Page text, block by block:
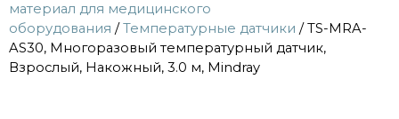
материал для медицинского
оборудования /Температурные датчики / TS-MRA-
AS30, Многоразовый температурный датчик,
Взрослый, Накожный, 3.0 м, Mindray